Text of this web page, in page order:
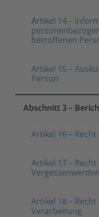
Artikel 14 –
betroffenen
Artikel 15 –
Person
Abschnitt 3 –
Artikel 16 –
Artikel 17 –
Artikel 18 –
Verarbeitung